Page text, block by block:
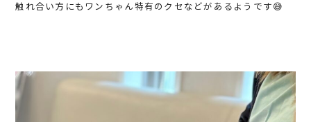
触れ合い方にもワンちゃん特有のクセなどがあるようです😅